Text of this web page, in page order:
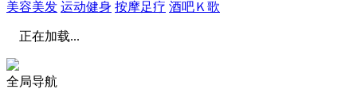
美容美发 运动健身 按摩足疗 酒吧Ｋ歌
正在加载...
全局导航